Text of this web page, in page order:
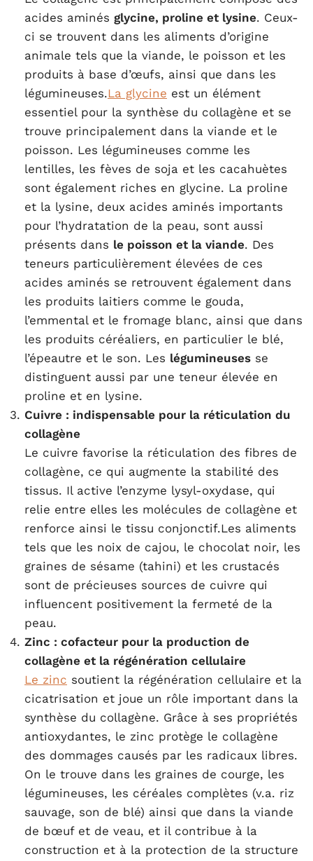
acides aminés glycine, proline et lysine. Ceux-
ci se trouvent dans les aliments d’origine
animale tels que la viande, le poisson et les
produits à base d’œufs, ainsi que dans les
légumineuses.La glycine est un élément
essentiel pour la synthèse du collagène et se
trouve principalement dans la viande et le
poisson. Les légumineuses comme les
lentilles, les fèves de soja et les cacahuètes
sont également riches en glycine. La proline
et la lysine, deux acides aminés importants
pour l’hydratation de la peau, sont aussi
présents dans le poisson et la viande. Des
teneurs particulièrement élevées de ces
acides aminés se retrouvent également dans
les produits laitiers comme le gouda,
l’emmental et le fromage blanc, ainsi que dans
les produits céréaliers, en particulier le blé,
l’épeautre et le son. Les légumineuses se
distinguent aussi par une teneur élevée en
proline et en lysine.
Cuivre : indispensable pour la réticulation du
collagène
Le cuivre favorise la réticulation des fibres de
collagène, ce qui augmente la stabilité des
tissus. Il active l’enzyme lysyl-oxydase, qui
relie entre elles les molécules de collagène et
renforce ainsi le tissu conjonctif.Les aliments
tels que les noix de cajou, le chocolat noir, les
graines de sésame (tahini) et les crustacés
sont de précieuses sources de cuivre qui
influencent positivement la fermeté de la
peau.
Zinc : cofacteur pour la production de
collagène et la régénération cellulaire
Le zinc soutient la régénération cellulaire et la
cicatrisation et joue un rôle important dans la
synthèse du collagène. Grâce à ses propriétés
antioxydantes, le zinc protège le collagène
des dommages causés par les radicaux libres.
On le trouve dans les graines de courge, les
légumineuses, les céréales complètes (v.a. riz
sauvage, son de blé) ainsi que dans la viande
de bœuf et de veau, et il contribue à la
construction et à la protection de la structure